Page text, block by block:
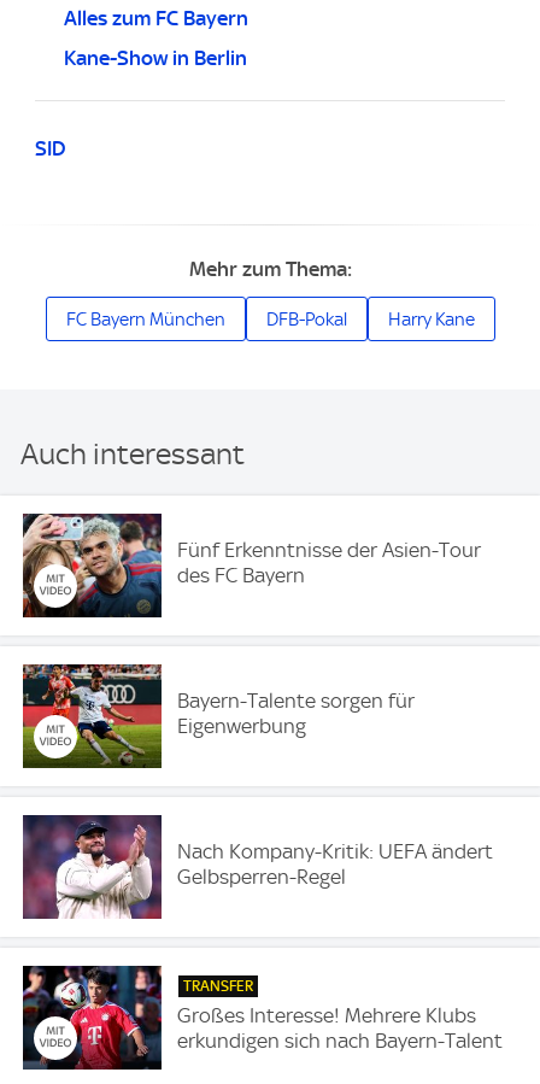
Alles zum FC Bayern
Kane-Show in Berlin
SID
Mehr zum Thema:
FC Bayern München DFB-Pokal Harry Kane
Auch interessant
Fünf Erkenntnisse der Asien-Tour
des FC Bayern
Bayern-Talente sorgen für
Eigenwerbung
Nach Kompany-Kritik: UEFA ändert
Gelbsperren-Regel
TRANSFER
Großes Interesse! Mehrere Klubs
erkundigen sich nach Bayern-Talent